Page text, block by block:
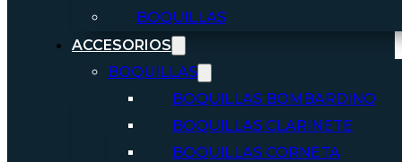
BOQUILLAS
ACCESORIOS
BOQUILLAS
BOQUILLAS BOMBARDINO
BOQUILLAS CLARINETE
BOQUILLAS CORNETA